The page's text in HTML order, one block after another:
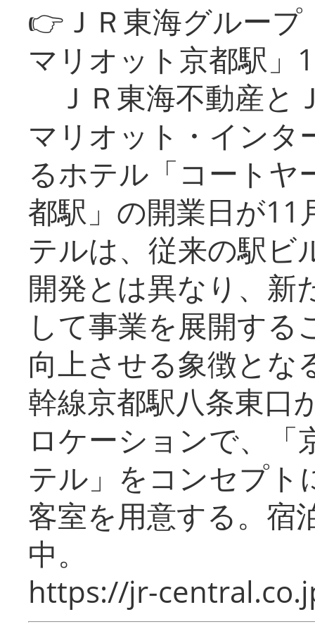
👉ＪＲ東海グルー
マリオット京都駅」
ＪＲ東海不動産と
マリオット・インタ
るホテル「コートヤ
都駅」の開業日が11
テルは、従来の駅ビ
開発とは異なり、新
して事業を展開する
向上させる象徴とな
幹線京都駅八条東口
ロケーションで、「
テル」をコンセプト
客室を用意する。宿
中。
https://jr-